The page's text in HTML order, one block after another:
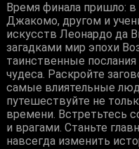
Время финала пришло: в
Джакомо, другом и
искусств Леонардо да
загадками мир эпохи
таинственные
чудеса. Раскройте
самые влиятельные
путешествуйте не
времени. Встретьтесь
и врагами. Станьте
навсегда изменить